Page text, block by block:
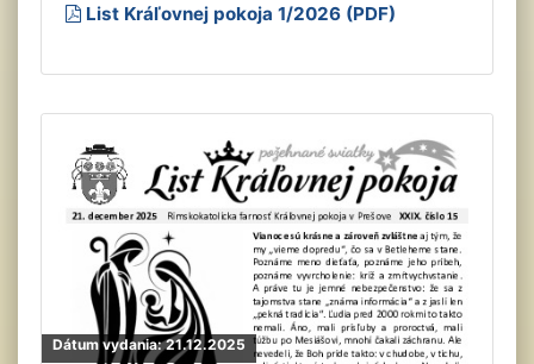
List Kráľovnej pokoja 1/2026 (PDF)
Dátum vydania: 21.12.2025